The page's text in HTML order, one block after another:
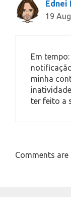
Ednei
19
Em
minha
ter feito a
Comments are